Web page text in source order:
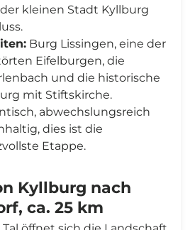
kleinen Stadt Kyllburg
Burg Lissingen, eine der
Eifelburgen, die
und die historische
mit Stiftskirche.
abwechslungsreich
dies ist die
Etappe.
Kyllburg nach
ca. 25 km